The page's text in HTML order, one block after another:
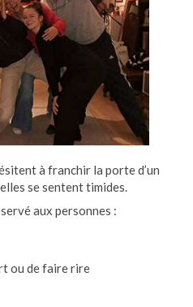
à franchir la porte d’un
se sentent timides.
aux personnes :
ou de faire rire